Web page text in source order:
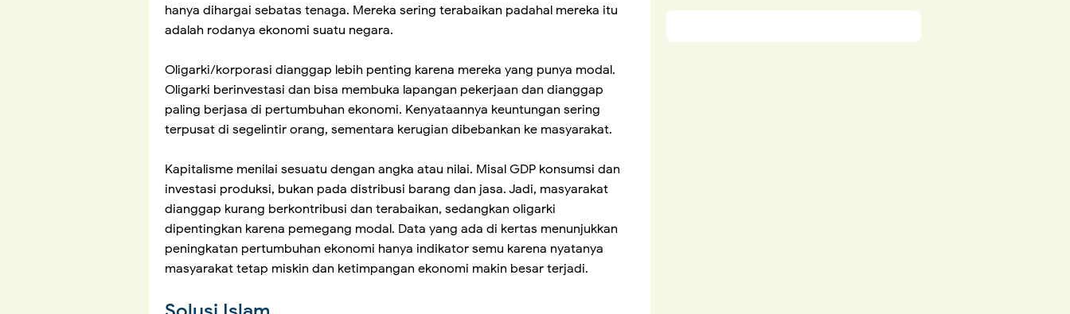
hanya dihargai sebatas tenaga. Mereka sering terabaikan padahal mereka itu
adalah rodanya ekonomi suatu negara.
Oligarki/korporasi dianggap lebih penting karena mereka yang punya modal.
Oligarki berinvestasi dan bisa membuka lapangan pekerjaan dan dianggap
paling berjasa di pertumbuhan ekonomi. Kenyataannya keuntungan sering
terpusat di segelintir orang, sementara kerugian dibebankan ke masyarakat.
Kapitalisme menilai sesuatu dengan angka atau nilai. Misal GDP konsumsi dan
investasi produksi, bukan pada distribusi barang dan jasa. Jadi, masyarakat
dianggap kurang berkontribusi dan terabaikan, sedangkan oligarki
dipentingkan karena pemegang modal. Data yang ada di kertas menunjukkan
peningkatan pertumbuhan ekonomi hanya indikator semu karena nyatanya
masyarakat tetap miskin dan ketimpangan ekonomi makin besar terjadi.